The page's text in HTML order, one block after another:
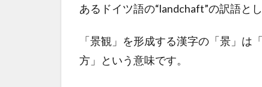
あるドイツ語の“landchaft”の訳語と
「景観」を形成する漢字の「景」は
方」という意味です。